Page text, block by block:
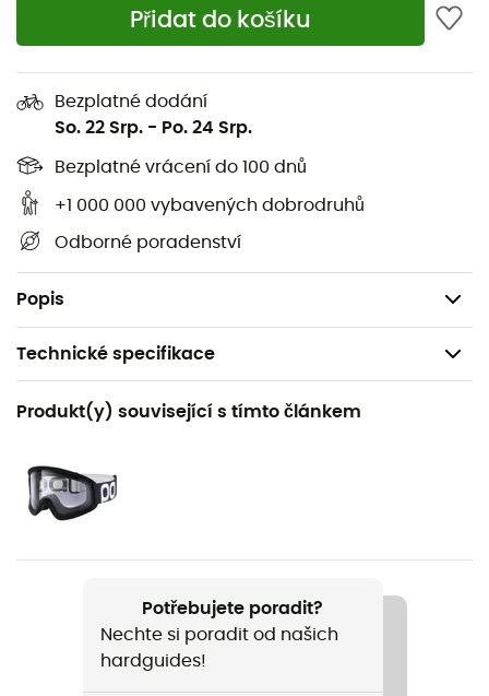
Přidat do košíku
Bezplatné dodání
So. 22 Srp. - Po. 24 Srp.
Bezplatné vrácení do 100 dnů
+1 000 000 vybavených dobrodruhů
Odborné poradenství
Popis
odpojí, čímž se zlepší ochrana krku.
Inovativní ventilace: inovativní vzduchové kanály
vysoké i nízké rychlosti.
Odnímatelné lícní vycpávky: lícní vycpávky lze
umožňuje snadnější sejmutí helmy po úrazu.
Ušní komory: specifické ušní komory minimalizují
dopad nošení integrální helmy na sluch a
Hmotnost: 1 170 g
Technické specifikace
Doporučené pro
Horské kolo / DH
Pohlaví
Pánské / Dámské
Název produktu
Použité technologie
Produkt(y) související s tímto článkem
Potřebujete poradit?
Nechte si poradit od našich
hardguides!